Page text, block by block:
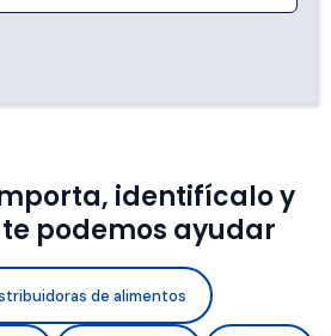
identifícalo y
podemos ayudar
de alimentos